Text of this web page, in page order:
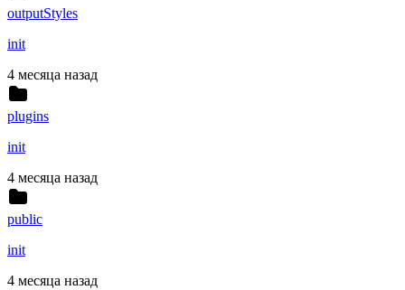
outputStyles
init
4 месяца назад
plugins
init
4 месяца назад
public
init
4 месяца назад